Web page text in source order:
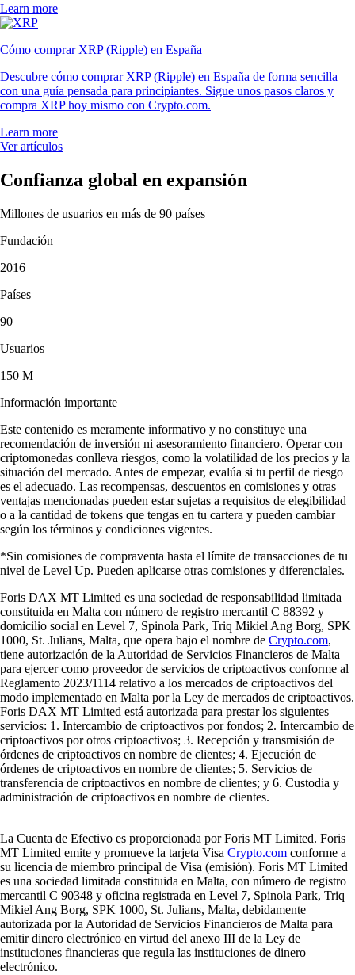
Learn more
Cómo comprar XRP (Ripple) en España
Descubre cómo comprar XRP (Ripple) en España de forma sencilla
con una guía pensada para principiantes. Sigue unos pasos claros y
compra XRP hoy mismo con Crypto.com.
Learn more
Ver artículos
Confianza global en expansión
Millones de usuarios en más de 90 países
Fundación
2016
Países
90
Usuarios
150 M
Información importante
Este contenido es meramente informativo y no constituye una
recomendación de inversión ni asesoramiento financiero. Operar con
criptomonedas conlleva riesgos, como la volatilidad de los precios y la
situación del mercado. Antes de empezar, evalúa si tu perfil de riesgo
es el adecuado. Las recompensas, descuentos en comisiones y otras
ventajas mencionadas pueden estar sujetas a requisitos de elegibilidad
o a la cantidad de tokens que tengas en tu cartera y pueden cambiar
según los términos y condiciones vigentes.
*Sin comisiones de compraventa hasta el límite de transacciones de tu
nivel de Level Up. Pueden aplicarse otras comisiones y diferenciales.
Foris DAX MT Limited es una sociedad de responsabilidad limitada
constituida en Malta con número de registro mercantil C 88392 y
domicilio social en Level 7, Spinola Park, Triq Mikiel Ang Borg, SPK
1000, St. Julians, Malta, que opera bajo el nombre de Crypto.com,
tiene autorización de la Autoridad de Servicios Financieros de Malta
para ejercer como proveedor de servicios de criptoactivos conforme al
Reglamento 2023/1114 relativo a los mercados de criptoactivos del
modo implementado en Malta por la Ley de mercados de criptoactivos.
Foris DAX MT Limited está autorizada para prestar los siguientes
servicios: 1. Intercambio de criptoactivos por fondos; 2. Intercambio de
criptoactivos por otros criptoactivos; 3. Recepción y transmisión de
órdenes de criptoactivos en nombre de clientes; 4. Ejecución de
órdenes de criptoactivos en nombre de clientes; 5. Servicios de
transferencia de criptoactivos en nombre de clientes; y 6. Custodia y
administración de criptoactivos en nombre de clientes.
La Cuenta de Efectivo es proporcionada por Foris MT Limited. Foris
MT Limited emite y promueve la tarjeta Visa Crypto.com conforme a
su licencia de miembro principal de Visa (emisión). Foris MT Limited
es una sociedad limitada constituida en Malta, con número de registro
mercantil C 90348 y oficina registrada en Level 7, Spinola Park, Triq
Mikiel Ang Borg, SPK 1000, St. Julians, Malta, debidamente
autorizada por la Autoridad de Servicios Financieros de Malta para
emitir dinero electrónico en virtud del anexo III de la Ley de
instituciones financieras que regula las instituciones de dinero
electrónico.